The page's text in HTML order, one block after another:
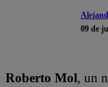
09 de
Roberto Mol, un